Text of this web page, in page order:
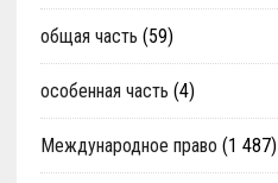
общая часть (59)
особенная часть (4)
Международное право (1 487)